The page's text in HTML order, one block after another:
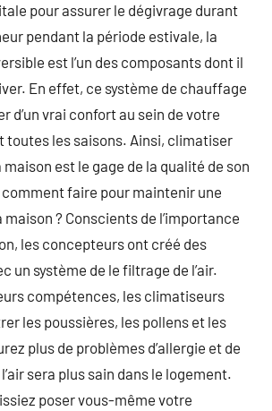
pour assurer le dégivrage durant
pendant la période estivale, la
est l’un des composants dont il
En effet, ce système de chauffage
d’un vrai confort au sein de votre
toutes les saisons. Ainsi, climatiser
maison est le gage de la qualité de son
faire pour maintenir une
? Conscients de l’importance
les concepteurs ont créé des
un système de le filtrage de l’air.
compétences, les climatiseurs
les poussières, les pollens et les
plus de problèmes d’allergie et de
sera plus sain dans le logement.
poser vous-même votre